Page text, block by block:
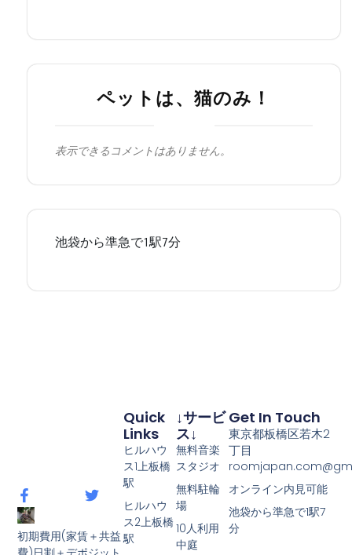
ペットは、猫のみ！
表示できるコメントはありません。
初期費用(家賃＋共益
↓サービ
ス↓
無料音楽
スタジオ
無料駐輪
場
10人利用
中庭
Quick
Links
ヒルハウ
ス1上板橋
駅
ヒルハウ
ス2上板橋
駅
Get In Touch
東京都板橋区若木2
丁目
オンライン内見可能
池袋から準急で1駅7
分